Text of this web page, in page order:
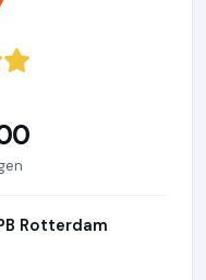
Rotterdam